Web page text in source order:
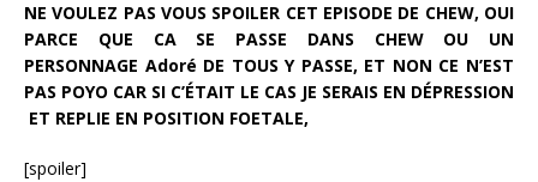
NE VOULEZ PAS VOUS SPOILER CET EPISODE DE CHEW, OUI
PARCE QUE CA SE PASSE DANS CHEW OU UN
PERSONNAGE Adoré DE TOUS Y PASSE, ET NON CE N’EST
PAS POYO CAR SI C’ÉTAIT LE CAS JE SERAIS EN DÉPRESSION
ET REPLIE EN POSITION FOETALE,
[spoiler]